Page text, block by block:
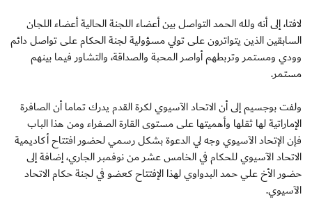
لافتا، إلى أنه ولله الحمد التواصل بين أعضاء اللجنة الحالية أعضاء اللجان
السابقين الذين يتواترون على تولي مسؤولية لجنة الحكام على تواصل دائم
وودي ومستمر وتربطهم أواصر المحبة والصداقة، والتشاور فيما بينهم
مستمر.
ولفت بوجسيم إلى أن الاتحاد الآسيوي لكرة القدم يدرك تماما أن الصافرة
الإماراتية لها ثقلها وأهميتها على مستوى القارة الصفراء ومن هذا الباب
فإن الإتحاد الآسيوي وجه لي الدعوة بشكل رسمي لحضور افتتاح أكاديمية
الاتحاد الآسيوي للحكام في الخامس عشر من نوفمبر الجاري، إضافة إلى
حضور الأخ علي حمد البدواوي لهذا الإفتتاح كعضو في لجنة حكام الاتحاد
الآسيوي.